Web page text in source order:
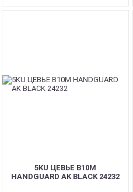
5KU ЦЕВЬЕ B10M
HANDGUARD AK BLACK 24232